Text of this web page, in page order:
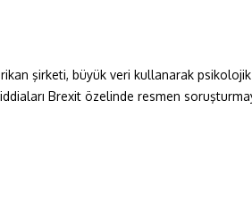
şirketi, büyük veri kullanarak psikolojik
Brexit özelinde resmen